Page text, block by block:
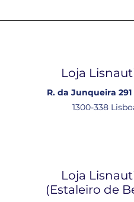
Loja
R. da Junqueira 291
1300-338
Loja
(Estaleiro de